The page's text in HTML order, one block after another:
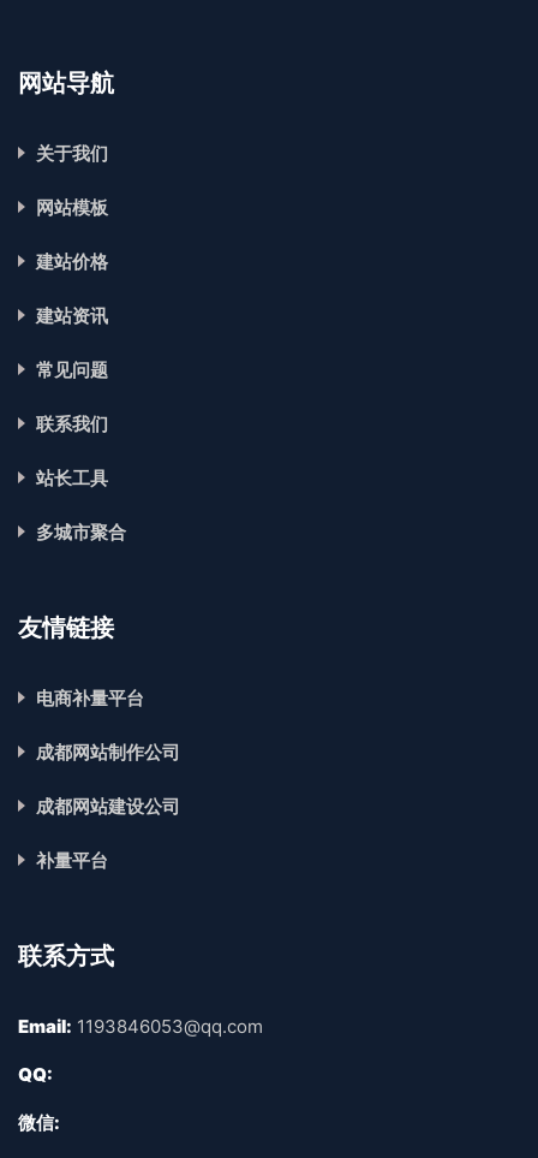
网站导航
关于我们
网站模板
建站价格
建站资讯
常见问题
联系我们
站长工具
多城市聚合
友情链接
电商补量平台
成都网站制作公司
成都网站建设公司
补量平台
联系方式
Email: 1193846053@qq.com
QQ:
微信: